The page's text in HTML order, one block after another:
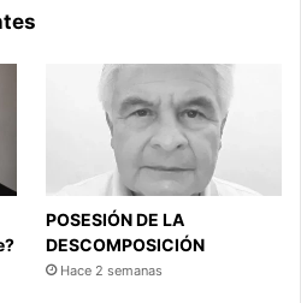
POSESIÓN DE LA
DESCOMPOSICIÓN
Hace 2 semanas